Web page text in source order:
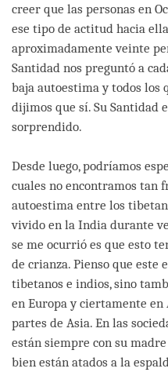
creer que las personas en
ese tipo de actitud hacia
aproximadamente veinte
Santidad nos preguntó a
baja autoestima y todos los
dijimos que sí. Su Santidad
sorprendido.
Desde luego, podríamos
cuales no encontramos tan
autoestima entre los
vivido en la India durante
se me ocurrió es que esto
de crianza. Pienso que este
tibetanos e indios, sino
en Europa y ciertamente
partes de Asia. En las
están siempre con su
bien están atados a la